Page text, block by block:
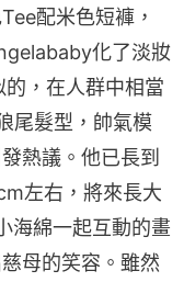
配米色短褲，
化了淡妝
，在人群中相當
尾髮型，帥氣模
熱議。他已長到
左右，將來長大
海綿一起互動的畫
母的笑容。雖然